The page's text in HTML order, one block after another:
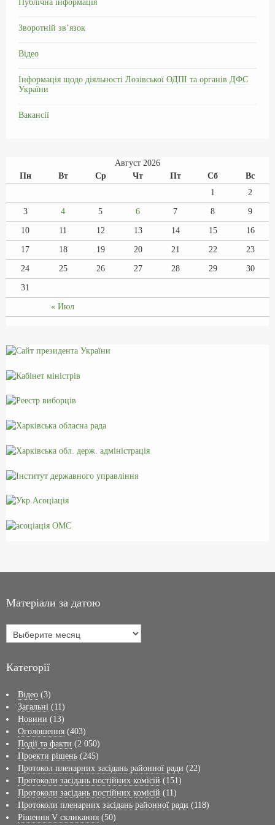
Публічна інформація
Зворотній зв’язок
Відео
Інформація щодо діяльності Лозівської ОДПІ та органів ДФС
України
Вакансії
Август 2026
Пн
Вт Ср Чт Пт Сб Вс
« Июл
1 2
3 4 5 6 7 8 9
10 11 12 13 14 15 16
17 18 19 20 21 22 23
24 25 26 27 28 29 30
31
Матеріали за датою
Категорії
Відео (3)
Загальні (11)
Новини (13)
Оголошення (403)
Події та факти (2 050)
Проекти рішень (245)
Протокол пленарних засідань районної ради (22)
Протоколи засідань постійних комісій (151)
Протоколи засідань постійних комісій (11)
Протоколи пленарних засідань районної ради (118)
Рішення V скликання (50)